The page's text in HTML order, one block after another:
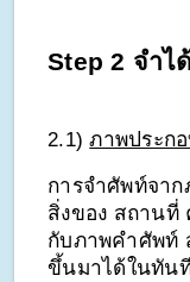
Step 2 จำไ
2.1) ภาพประก
การจำศัพท์จาก
สิ่งของ สถานที่
กับภาพคำศัพท์
ขึ้นมาได้ในทัน